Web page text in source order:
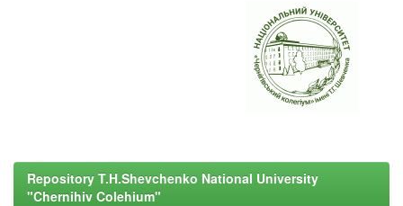
Repository T.H.Shevchenko National University
"Chernihiv Colehium"